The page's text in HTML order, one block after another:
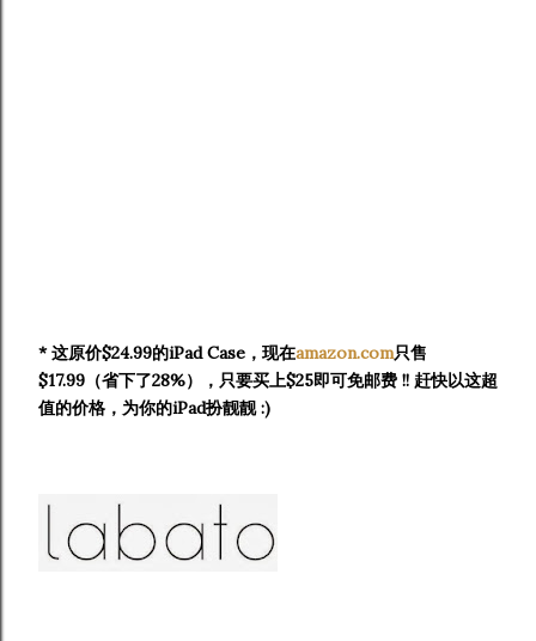
* 这原价$24.99的iPad Case，现在amazon.com只售
$17.99（省下了28%），只要买上$25即可免邮费 !! 赶快以这超
值的价格，为你的iPad扮靓靓 :)